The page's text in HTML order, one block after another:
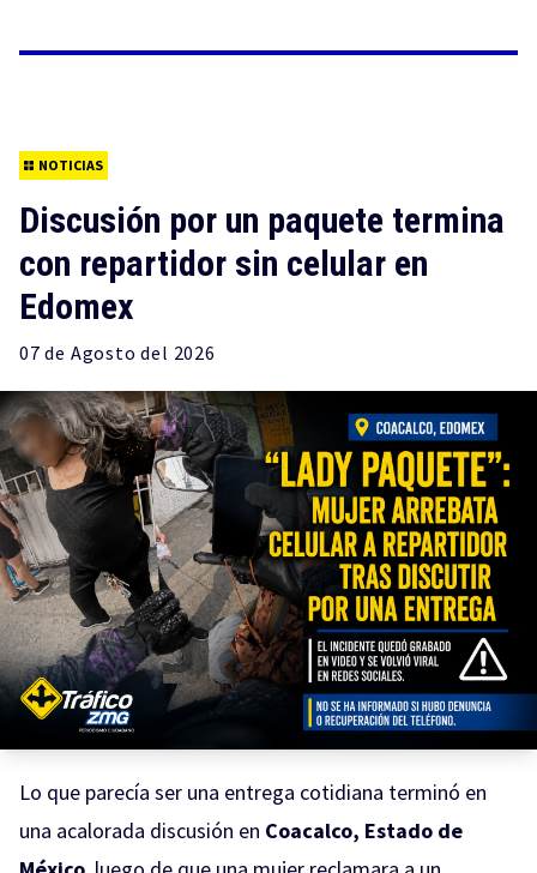
NOTICIAS
Discusión por un paquete termina
con repartidor sin celular en
Edomex
07 de Agosto del 2026
Lo que parecía ser una entrega cotidiana terminó en
una acalorada discusión en Coacalco, Estado de